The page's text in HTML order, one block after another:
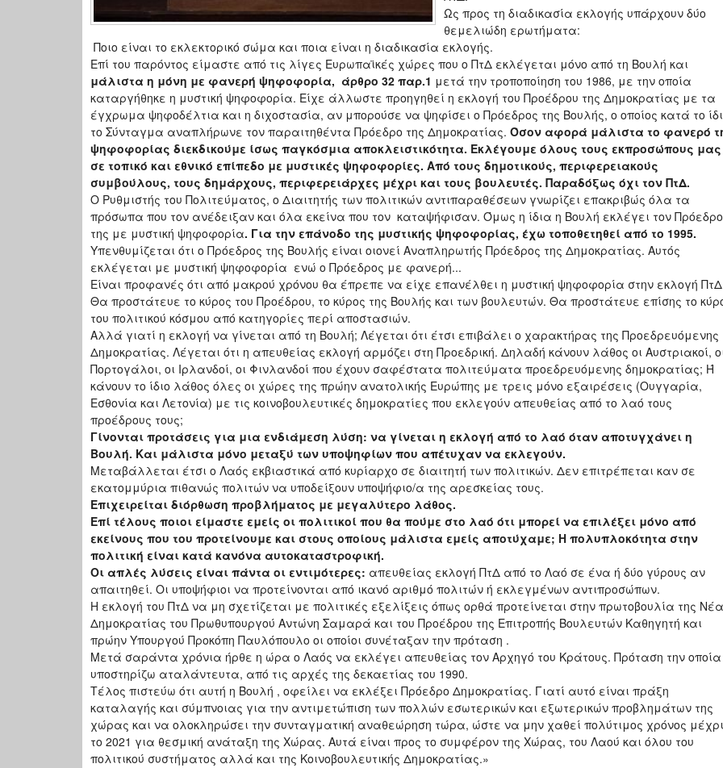
Ως προς τη διαδικασία εκλογής υπάρχουν δύο
θεμελιώδη ερωτήματα:
Ποιο είναι το εκλεκτορικό σώμα και ποια είναι η διαδικασία εκλογής.
Επί του παρόντος είμαστε από τις λίγες Ευρωπαϊκές χώρες που ο ΠτΔ εκλέγεται μόνο από τη Βουλή και
μάλιστα η μόνη με φανερή ψηφοφορία, άρθρο 32 παρ.1 μετά την τροποποίηση του 1986, με την οποία
καταργήθηκε η μυστική ψηφοφορία. Είχε άλλωστε προηγηθεί η εκλογή του Προέδρου της Δημοκρατίας με τα
έγχρωμα ψηφοδέλτια και η διχοστασία, αν μπορούσε να ψηφίσει ο Πρόεδρος της Βουλής, ο οποίος κατά το
το Σύνταγμα αναπλήρωνε τον παραιτηθέντα Πρόεδρο της Δημοκρατίας. Όσον αφορά μάλιστα το φανερό
ψηφοφορίας διεκδικούμε ίσως παγκόσμια αποκλειστικότητα. Εκλέγουμε όλους τους εκπροσώπους μας
σε τοπικό και εθνικό επίπεδο με μυστικές ψηφοφορίες. Από τους δημοτικούς, περιφερειακούς
συμβούλους, τους δημάρχους, περιφερειάρχες μέχρι και τους βουλευτές. Παραδόξως όχι τον ΠτΔ.
Ο Ρυθμιστής του Πολιτεύματος, ο Διαιτητής των πολιτικών αντιπαραθέσεων γνωρίζει επακριβώς όλα τα
πρόσωπα που τον ανέδειξαν και όλα εκείνα που τον καταψήφισαν. Όμως η ίδια η Βουλή εκλέγει τον Πρόεδρο
της με μυστική ψηφοφορία. Για την επάνοδο της μυστικής ψηφοφορίας, έχω τοποθετηθεί από το 1995.
Υπενθυμίζεται ότι ο Πρόεδρος της Βουλής είναι οιονεί Αναπληρωτής Πρόεδρος της Δημοκρατίας. Αυτός
εκλέγεται με μυστική ψηφοφορία ενώ ο Πρόεδρος με φανερή...
Είναι προφανές ότι από μακρού χρόνου θα έπρεπε να είχε επανέλθει η μυστική ψηφοφορία στην εκλογή
Θα προστάτευε το κύρος του Προέδρου, το κύρος της Βουλής και των βουλευτών. Θα προστάτευε επίσης το
του πολιτικού κόσμου από κατηγορίες περί αποστασιών.
Αλλά γιατί η εκλογή να γίνεται από τη Βουλή; Λέγεται ότι έτσι επιβάλει ο χαρακτήρας της Προεδρευόμενης
Δημοκρατίας. Λέγεται ότι η απευθείας εκλογή αρμόζει στη Προεδρική. Δηλαδή κάνουν λάθος οι Αυστριακοί,
Πορτογάλοι, οι Ιρλανδοί, οι Φινλανδοί που έχουν σαφέστατα πολιτεύματα προεδρευόμενης δημοκρατίας; Ή
κάνουν το ίδιο λάθος όλες οι χώρες της πρώην ανατολικής Ευρώπης με τρεις μόνο εξαιρέσεις (Ουγγαρία,
Εσθονία και Λετονία) με τις κοινοβουλευτικές δημοκρατίες που εκλεγούν απευθείας από το λαό τους
προέδρους τους;
Γίνονται προτάσεις για μια ενδιάμεση λύση: να γίνεται η εκλογή από το λαό όταν αποτυγχάνει η
Βουλή. Και μάλιστα μόνο μεταξύ των υποψηφίων που απέτυχαν να εκλεγούν.
Μεταβάλλεται έτσι ο Λαός εκβιαστικά από κυρίαρχο σε διαιτητή των πολιτικών. Δεν επιτρέπεται καν σε
εκατομμύρια πιθανώς πολιτών να υποδείξουν υποψήφιο/α της αρεσκείας τους.
Επιχειρείται διόρθωση προβλήματος με μεγαλύτερο λάθος.
Επί τέλους ποιοι είμαστε εμείς οι πολιτικοί που θα πούμε στο λαό ότι μπορεί να επιλέξει μόνο από
εκείνους που του προτείνουμε και στους οποίους μάλιστα εμείς αποτύχαμε; Η πολυπλοκότητα στην
πολιτική είναι κατά κανόνα αυτοκαταστροφική.
Οι απλές λύσεις είναι πάντα οι εντιμότερες: απευθείας εκλογή ΠτΔ από το Λαό σε ένα ή δύο γύρους αν
απαιτηθεί. Οι υποψήφιοι να προτείνονται από ικανό αριθμό πολιτών ή εκλεγμένων αντιπροσώπων.
Η εκλογή του ΠτΔ να μη σχετίζεται με πολιτικές εξελίξεις όπως ορθά προτείνεται στην πρωτοβουλία της
Δημοκρατίας του Πρωθυπουργού Αντώνη Σαμαρά και του Προέδρου της Επιτροπής Βουλευτών Καθηγητή και
πρώην Υπουργού Προκόπη Παυλόπουλο οι οποίοι συνέταξαν την πρόταση .
Μετά σαράντα χρόνια ήρθε η ώρα ο Λαός να εκλέγει απευθείας τον Αρχηγό του Κράτους. Πρόταση την οποία
υποστηρίζω αταλάντευτα, από τις αρχές της δεκαετίας του 1990.
Τέλος πιστεύω ότι αυτή η Βουλή , οφείλει να εκλέξει Πρόεδρο Δημοκρατίας. Γιατί αυτό είναι πράξη
καταλαγής και σύμπνοιας για την αντιμετώπιση των πολλών εσωτερικών και εξωτερικών προβλημάτων της
χώρας και να ολοκληρώσει την συνταγματική αναθεώρηση τώρα, ώστε να μην χαθεί πολύτιμος χρόνος μέχρι
το 2021 για θεσμική ανάταξη της Χώρας. Αυτά είναι προς το συμφέρον της Χώρας, του Λαού και όλου του
πολιτικού συστήματος αλλά και της Κοινοβουλευτικής Δημοκρατίας.»